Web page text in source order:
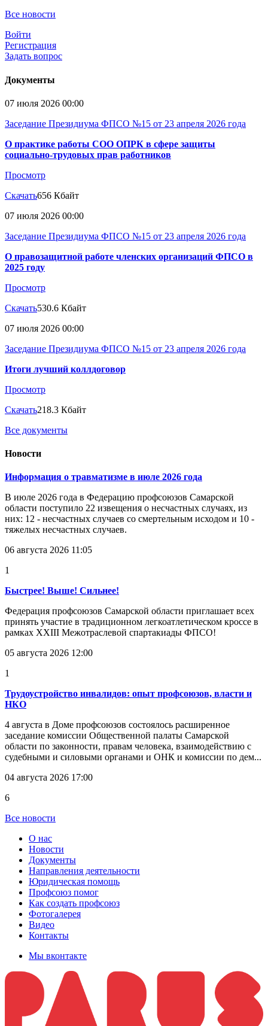
Все новости
Войти
Регистрация
Задать вопрос
Документы
07 июля 2026 00:00
Заседание Президиума ФПСО №15 от 23 апреля 2026 года
О практике работы СОО ОПРК в сфере защиты
социально-трудовых прав работников
Просмотр
Скачать656 Кбайт
07 июля 2026 00:00
Заседание Президиума ФПСО №15 от 23 апреля 2026 года
О правозащитной работе членских организаций ФПСО в
2025 году
Просмотр
Скачать530.6 Кбайт
07 июля 2026 00:00
Заседание Президиума ФПСО №15 от 23 апреля 2026 года
Итоги лучший коллдоговор
Просмотр
Скачать218.3 Кбайт
Все документы
Новости
Информация о травматизме в июле 2026 года
В июле 2026 года в Федерацию профсоюзов Самарской
области поступило 22 извещения о несчастных случаях, из
них: 12 - несчастных случаев со смертельным исходом и 10 -
тяжелых несчастных случаев.
06 августа 2026 11:05
1
Быстрее! Выше! Сильнее!
Федерация профсоюзов Самарской области приглашает всех
принять участие в традиционном легкоатлетическом кроссе в
рамках XXIII Межотраслевой спартакиады ФПСО!
05 августа 2026 12:00
1
Трудоустройство инвалидов: опыт профсоюзов, власти и
НКО
4 августа в Доме профсоюзов состоялось расширенное
заседание комиссии Общественной палаты Самарской
области по законности, правам человека, взаимодействию с
судебными и силовыми органами и ОНК и комиссии по дем...
04 августа 2026 17:00
6
Все новости
О нас
Новости
Документы
Направления деятельности
Юридическая помощь
Профсоюз помог
Как создать профсоюз
Фотогалерея
Видео
Контакты
Мы вконтакте